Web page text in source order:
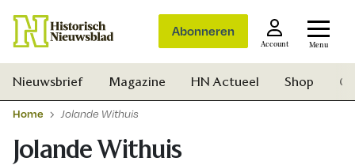
Abonneren
Account Menu
Nieuwsbrief Magazine HN Actueel Shop
Home Jolande Withuis
Jolande Withuis